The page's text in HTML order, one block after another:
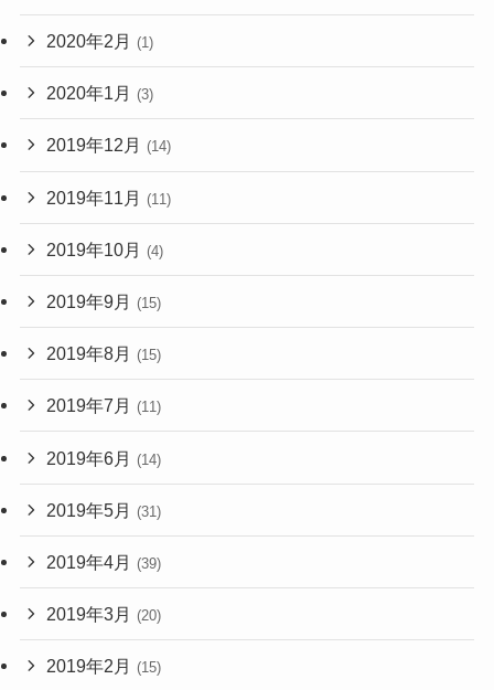
2020年2月 (1)
2020年1月 (3)
2019年12月 (14)
2019年11月 (11)
2019年10月 (4)
2019年9月 (15)
2019年8月 (15)
2019年7月 (11)
2019年6月 (14)
2019年5月 (31)
2019年4月 (39)
2019年3月 (20)
2019年2月 (15)